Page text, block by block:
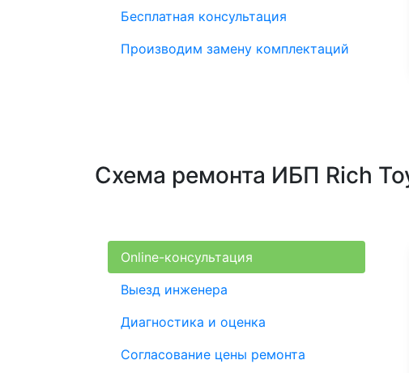
Бесплатная консультация
Производим замену комплектаций
Схема ремонта ИБП Rich
Online-консультация
Выезд инженера
Диагностика и оценка
Согласование цены ремонта